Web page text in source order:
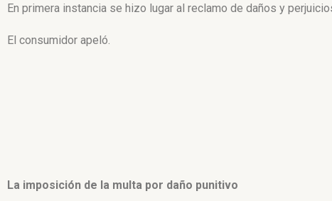
En primera instancia se hizo lugar al reclamo de daños y
El consumidor apeló.
La imposición de la multa por daño punitivo